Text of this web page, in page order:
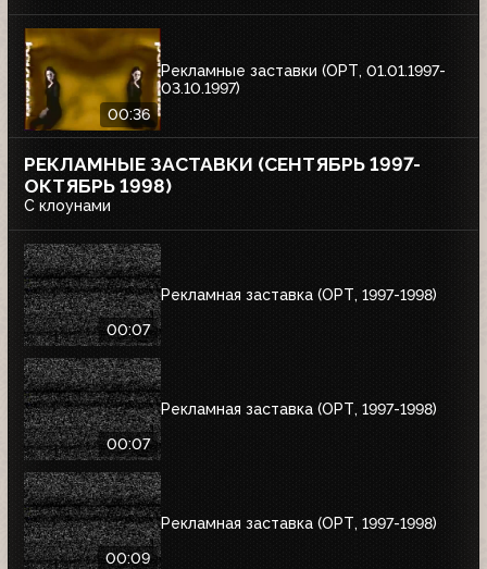
00:36
Рекламные заставки (ОРТ, 01.01.1997-
03.10.1997)
РЕКЛАМНЫЕ ЗАСТАВКИ (СЕНТЯБРЬ 1997-
ОКТЯБРЬ 1998)
С клоунами
00:07
Рекламная заставка (ОРТ, 1997-1998)
00:07
Рекламная заставка (ОРТ, 1997-1998)
00:09
Рекламная заставка (ОРТ, 1997-1998)